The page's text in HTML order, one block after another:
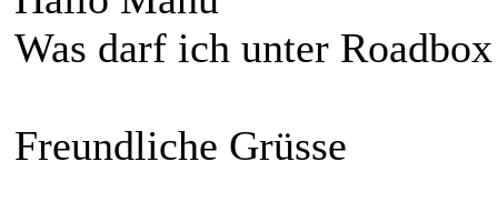
Was darf ich unter
Freundliche Grüsse